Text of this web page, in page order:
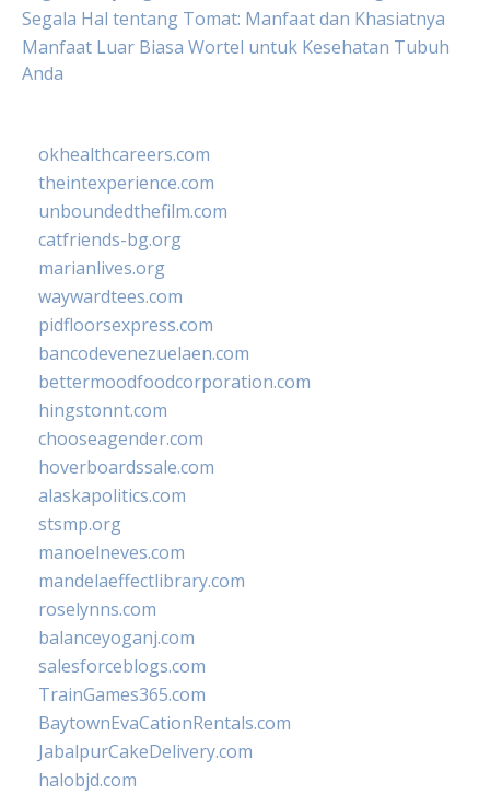
Segala Hal tentang Tomat: Manfaat dan Khasiatnya
Manfaat Luar Biasa Wortel untuk Kesehatan Tubuh
Anda
okhealthcareers.com
theintexperience.com
unboundedthefilm.com
catfriends-bg.org
marianlives.org
waywardtees.com
pidfloorsexpress.com
bancodevenezuelaen.com
bettermoodfoodcorporation.com
hingstonnt.com
chooseagender.com
hoverboardssale.com
alaskapolitics.com
stsmp.org
manoelneves.com
mandelaeffectlibrary.com
roselynns.com
balanceyoganj.com
salesforceblogs.com
TrainGames365.com
BaytownEvaCationRentals.com
JabalpurCakeDelivery.com
halobjd.com